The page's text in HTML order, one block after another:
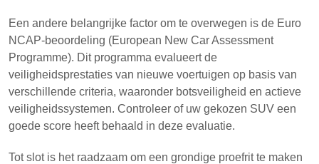
Een andere belangrijke factor om te overwegen is de Euro
NCAP-beoordeling (European New Car Assessment
Programme). Dit programma evalueert de
veiligheidsprestaties van nieuwe voertuigen op basis van
verschillende criteria, waaronder botsveiligheid en actieve
veiligheidssystemen. Controleer of uw gekozen SUV een
goede score heeft behaald in deze evaluatie.
Tot slot is het raadzaam om een grondige proefrit te maken